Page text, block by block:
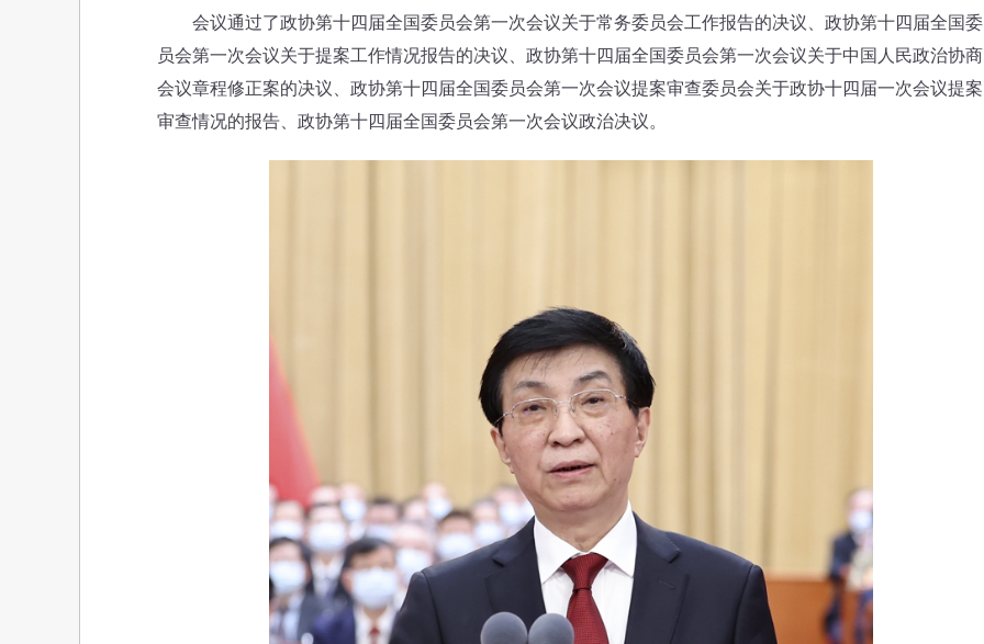
会议通过了政协第十四届全国委员会第一次会议关于常务委员会工作报告的决议、政协第十四届全国委
员会第一次会议关于提案工作情况报告的决议、政协第十四届全国委员会第一次会议关于中国人民政治协商
会议章程修正案的决议、政协第十四届全国委员会第一次会议提案审查委员会关于政协十四届一次会议提案
审查情况的报告、政协第十四届全国委员会第一次会议政治决议。